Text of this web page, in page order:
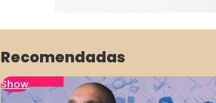
Recomendadas
Show